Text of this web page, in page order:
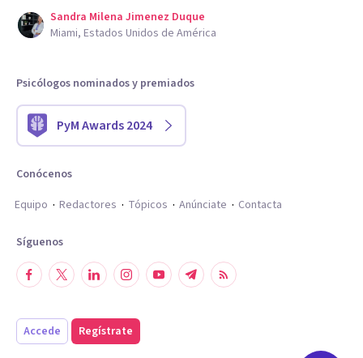
Sandra Milena Jimenez Duque
Miami, Estados Unidos de América
Psicólogos nominados y premiados
PyM Awards 2024
Conócenos
Equipo
Redactores Tópicos Anúnciate Contacta
Síguenos
Accede Regístrate